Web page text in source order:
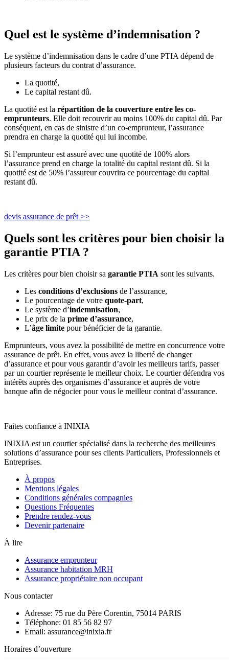
Quel est le système d’indemnisation ?
Le système d’indemnisation dans le cadre d’une PTIA dépend de
plusieurs facteurs du contrat d’assurance.
La quotité,
Le capital restant dû.
La quotité est la répartition de la couverture entre les co-
emprunteurs. Elle doit recouvrir au moins 100% du capital dû. Par
conséquent, en cas de sinistre d’un co-emprunteur, l’assurance
prendra en charge la quotité qui lui incombe.
Si l’emprunteur est assuré avec une quotité de 100% alors
l’assurance prend en charge la totalité du capital restant dû. Si la
quotité est de 50% l’assureur couvrira ce pourcentage du capital
restant dû.
devis assurance de prêt >>
Quels sont les critères pour bien choisir la
garantie PTIA ?
Les critères pour bien choisir sa garantie PTIA sont les suivants.
Les conditions d’exclusions de l’assurance,
Le pourcentage de votre quote-part,
Le système d’indemnisation,
Le prix de la prime d’assurance,
L’âge limite pour bénéficier de la garantie.
Emprunteurs, vous avez la possibilité de mettre en concurrence votre
assurance de prêt. En effet, vous avez la liberté de changer
d’assurance et pour vous garantir d’avoir les meilleurs tarifs, passer
par un courtier représente le meilleur choix. Le courtier défendra vos
intérêts auprès des organismes d’assurance et auprès de votre
banque afin de négocier pour vous le meilleur contrat d’assurance.
Faites confiance à INIXIA
INIXIA est un courtier spécialisé dans la recherche des meilleures
solutions d’assurance pour ses clients Particuliers, Professionnels et
Entreprises.
À propos
Mentions légales
Conditions générales compagnies
Questions Fréquentes
Prendre rendez-vous
Devenir partenaire
À lire
Assurance emprunteur
Assurance habitation MRH
Assurance propriétaire non occupant
Nous contacter
Adresse: 75 rue du Père Corentin, 75014 PARIS
Téléphone: 01 85 56 82 97
Email: assurance@inixia.fr
Horaires d’ouverture